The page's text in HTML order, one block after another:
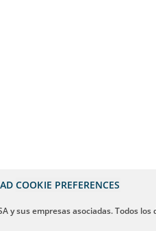
COOKIE PREFERENCES
y sus empresas asociadas. Todos